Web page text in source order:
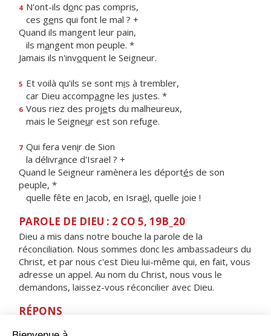
4 N'ont-ils donc pas compris,
ces gens qui font le mal ? +
Quand ils mangent leur pain,
ils mangent mon peuple. *
Jamais ils n'invoquent le Seigneur.
5 Et voilà qu'ils se sont mis à trembler,
car Dieu accompagne les justes. *
6 Vous riez des projets du malheureux,
mais le Seigneur est son refuge.
7 Qui fera venir de Sion
la délivrance d'Israël ? +
Quand le Seigneur ramènera les déportés de son
peuple, *
quelle fête en Jacob, en Israël, quelle joie !
PAROLE DE DIEU : 2 CO 5, 19B_20
Dieu a mis dans notre bouche la parole de la
réconciliation. Nous sommes donc les ambassadeurs du
Christ, et par nous c'est Dieu lui-même qui, en fait, vous
adresse un appel. Au nom du Christ, nous vous le
demandons, laissez-vous réconcilier avec Dieu.
RÉPONS